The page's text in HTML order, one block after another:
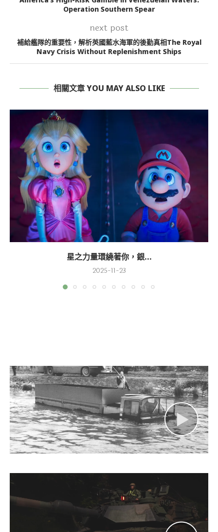
Operation Southern Spear
next post
補給艦隊的重要性，解析英國藍水海軍的後勤真相The Royal
Navy Crisis Without Replenishment Ships
相關文章 YOU MAY ALSO LIKE
星之力量環繞著你，銀...
2025-11-23